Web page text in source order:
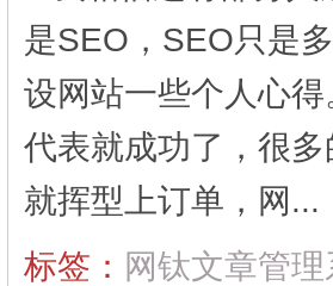
是SEO，SEO只是
设网站一些个人心
代表就成功了，很
就挥型上订单，网...
标签： 网钛文章管